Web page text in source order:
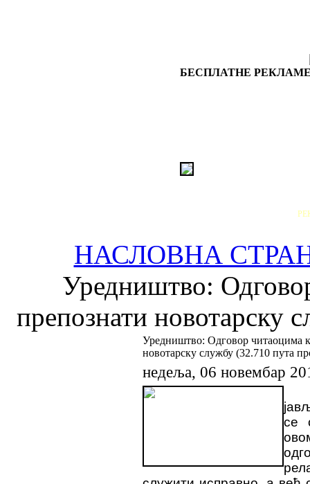
БЕСПЛАТНЕ
НАСЛОВНА
Уредништво:
препознати новотарску
Уредништво: Одговор читаоцима
новотарску службу (32.710 пута
недеља, 06 новембар
се